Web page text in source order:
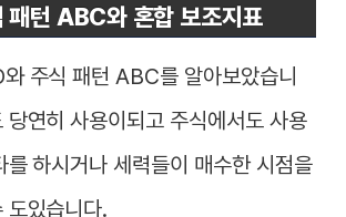
패턴 ABC와 혼합 보조지표
주식 패턴 ABC를 알아보았습니
당연히 사용이되고 주식에서도 사용
를 하시거나 세력들이 매수한 시점을
도있습니다.